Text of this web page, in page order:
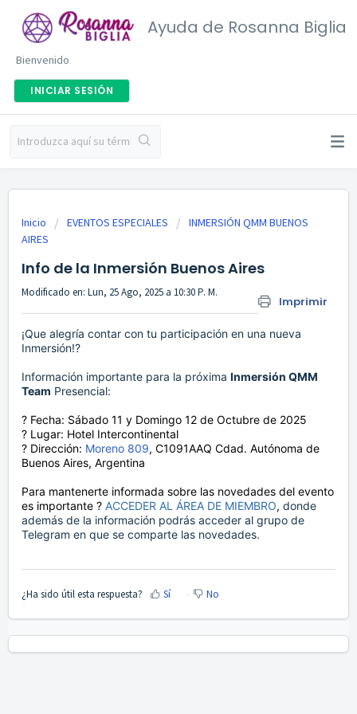
Ayuda de Rosanna Biglia
Bienvenido
INICIAR SESIÓN
Inicio EVENTOS ESPECIALES
INMERSIÓN QMM BUENOS
AIRES
Info de la Inmersión Buenos Aires
Imprimir
Modificado en: Lun, 25 Ago, 2025 a 10:30 P. M.
¡Que alegría contar con tu participación en una nueva
Inmersión!?
Información importante para la próxima Inmersión QMM
Team Presencial:
?️ Fecha: Sábado 11 y Domingo 12 de Octubre de 2025
? Lugar: Hotel Intercontinental
? Dirección: Moreno 809, C1091AAQ Cdad. Autónoma de
Buenos Aires, Argentina
Para mantenerte informada sobre las novedades del evento
es importante ? ACCEDER AL ÁREA DE MIEMBRO, donde
además de la información podrás acceder al grupo de
Telegram en que se comparte las novedades.
¿Ha sido útil esta respuesta? Sí No